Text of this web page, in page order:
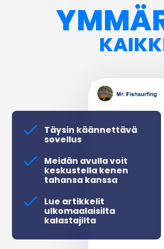
Täysin käännettävä
sovellus
Meidän avulla voit
keskustella kenen
tahansa kanssa
Lue artikkelit
ulkomaalaisilta
kalastajilta